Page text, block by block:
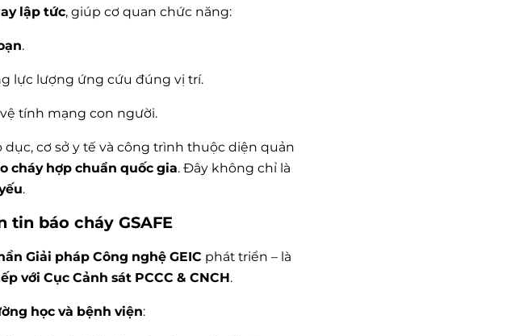
lập tức, giúp cơ quan chức năng:
.
lực lượng ứng cứu đúng vị trí.
tính mạng con người.
dục, cơ sở y tế và công trình thuộc diện quản
cháy hợp chuẩn quốc gia. Đây không chỉ là
.
báo cháy GSAFE
Giải pháp Công nghệ GEIC phát triển – là
với Cục Cảnh sát PCCC & CNCH.
học và bệnh viện: